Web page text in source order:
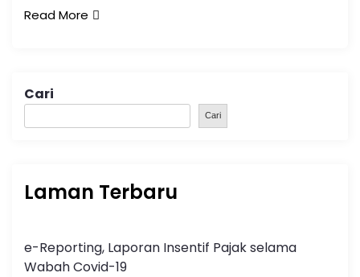
Read More
Cari
Cari
Laman Terbaru
e-Reporting, Laporan Insentif Pajak selama
Wabah Covid-19